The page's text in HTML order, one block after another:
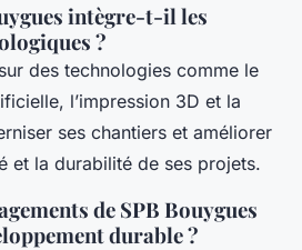
intègre-t-il les
?
des technologies comme le
l’impression 3D et la
ses chantiers et améliorer
et la durabilité de ses projets.
de SPB Bouygues
durable ?